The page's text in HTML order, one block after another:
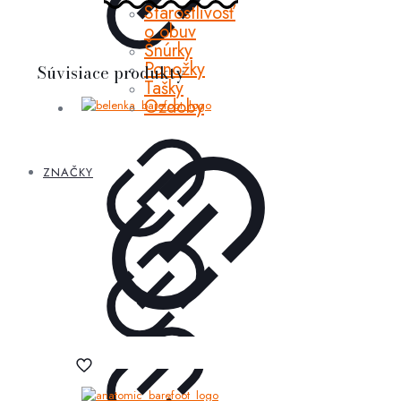
Starostlivosť
o obuv
Šnúrky
Ponožky
Tašky
Ozdoby
ZNAČKY
Súvisiace produkty